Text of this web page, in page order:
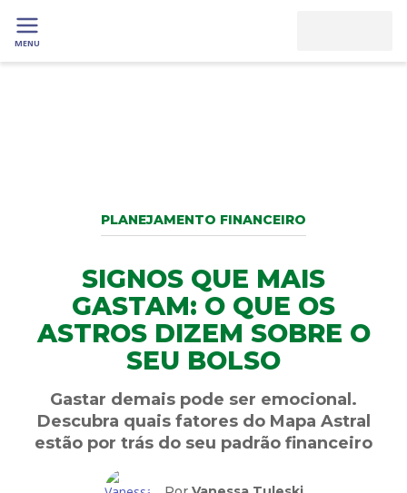
MENU
PLANEJAMENTO FINANCEIRO
SIGNOS QUE MAIS
GASTAM: O QUE OS
ASTROS DIZEM SOBRE O
SEU BOLSO
Gastar demais pode ser emocional.
Descubra quais fatores do Mapa Astral
estão por trás do seu padrão financeiro